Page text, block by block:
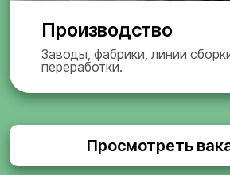
Производство
Заводы, фабрики, линии
переработки.
Просмотреть